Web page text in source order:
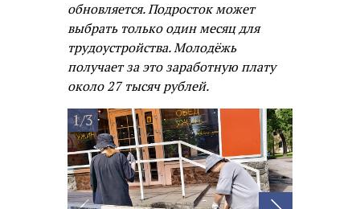
обновляется. Подросток может
выбрать только один месяц для
трудоустройства. Молодёжь
получает за это заработную плату
около 27 тысяч рублей.
1/3